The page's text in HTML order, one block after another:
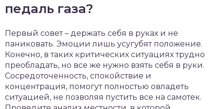
педаль газа?
Первый совет – держать себя в руках и не
паниковать. Эмоции лишь усугубят положение.
Конечно, в таких критических ситуациях трудно
преобладать, но все же нужно взять себя в руки.
Сосредоточенность, спокойствие и
концентрация, помогут полностью овладеть
ситуацией, не позволяя пустить все на самотек.